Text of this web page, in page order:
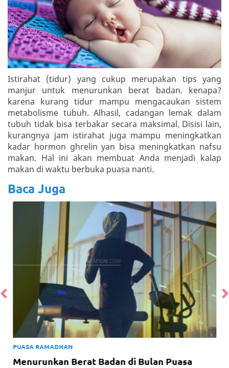
Istirahat (tidur) yang cukup merupakan tips yang
manjur untuk menurunkan berat badan. kenapa?
karena kurang tidur mampu mengacaukan sistem
metabolisme tubuh. Alhasil, cadangan lemak dalam
tubuh tidak bisa terbakar secara maksimal. Disisi lain,
kurangnya jam istirahat juga mampu meningkatkan
kadar hormon ghrelin yan bisa meningkatkan nafsu
makan. Hal ini akan membuat Anda menjadi kalap
makan di waktu berbuka puasa nanti.
Baca Juga
PUASA RAMADHAN
Menurunkan Berat Badan di Bulan Puasa